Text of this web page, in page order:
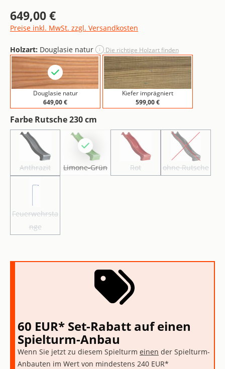
Regulärer Preis:
649,00 €
Preise inkl. MwSt. zzgl. Versandkosten
Holzart: Douglasie natur Die richtige Holzart finden
Douglasie natur
649,00 €
Kiefer imprägniert
599,00 €
Farbe Rutsche 230 cm
Anthrazit
Anthrazit
(Diese Option ist zurzeit nicht verfügbar.)
Limone-Grün
Limone-Grün
(Diese Option ist zurzeit nicht verfügbar.)
Rot
Rot
(Diese Option ist zurzeit nicht
ohne Rutsche
ohne
(Diese
Feuerwehrsta
nge
Feuerwehrstange
(Diese Option ist zurzeit nicht verfügbar.)
60 EUR* Set-Rabatt auf einen
Spielturm-Anbau
Wenn Sie jetzt zu diesem Spielturm einen der Spielturm-
Anbauten im Wert von mindestens 240 EUR*